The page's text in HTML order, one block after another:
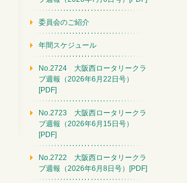
委員会のご紹介
年間スケジュール
No.2724 大阪西ロータリークラ
ブ週報（2026年6月22日号）
[PDF]
No.2723 大阪西ロータリークラ
ブ週報（2026年6月15日号）
[PDF]
No.2722 大阪西ロータリークラ
ブ週報（2026年6月8日号）[PDF]